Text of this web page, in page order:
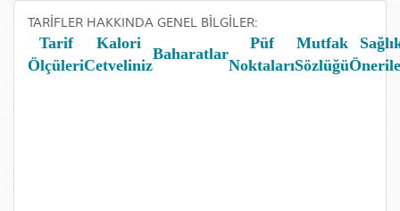
TARİFLER HAKKINDA GENEL BİLGİLER:
Tarif
Ölçüleri
Kalori
Cetveliniz
Baharatlar
Püf
Noktaları
Mutfak
Sözlüğü